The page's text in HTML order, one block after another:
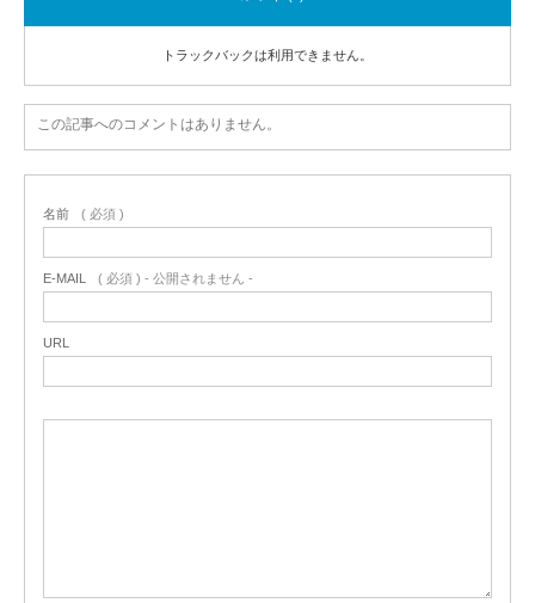
トラックバックは利用できません。
この記事へのコメントはありません。
名前 ( 必須 )
E-MAIL ( 必須 ) - 公開されません -
URL